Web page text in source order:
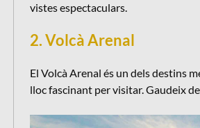
vistes espectaculars.
2. Volcà Arenal
El Volcà Arenal és un dels destins
lloc fascinant per visitar. Gaudeix